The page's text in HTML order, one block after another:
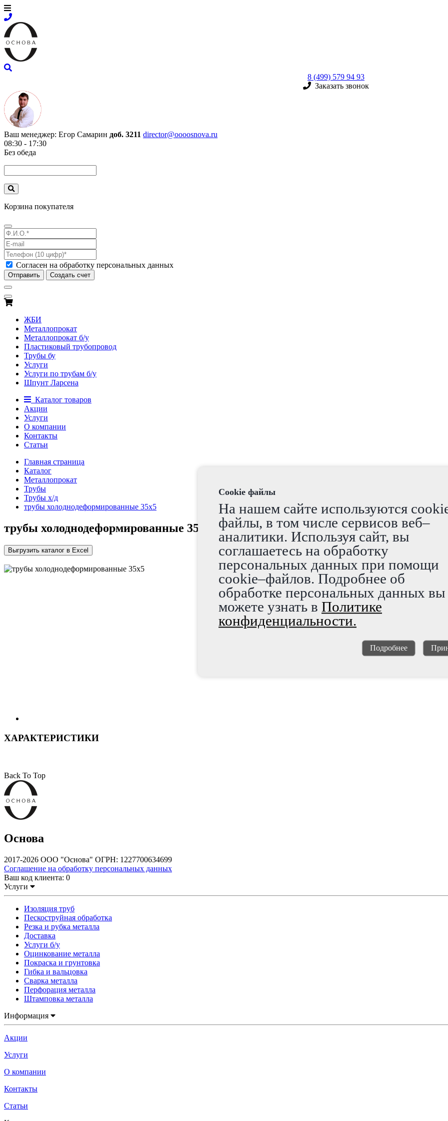
8 (499) 579 94 93
Заказать звонок
Ваш менеджер: Егор Самарин доб. 3211 director@oooosnova.ru
08:30 - 17:30
Без обеда
Корзина покупателя
Согласен на обработку персональных данных
Отправить Создать счет
ЖБИ
Металлопрокат
Металлопрокат б/у
Пластиковый трубопровод
Трубы бу
Услуги
Услуги по трубам б/у
Шпунт Ларсена
Каталог товаров
Акции
Услуги
О компании
Контакты
Статьи
Главная страница
Каталог
Металлопрокат
Трубы
Трубы х/д
трубы холоднодеформированные 35x5
трубы холоднодеформированные 35x5
Выгрузить каталог в Excel
ХАРАКТЕРИСТИКИ
Back To Top
Основа
2017-2026 ООО "Основа" ОГРН: 1227700634699
Соглашение на обработку персональных данных
Ваш код клиента: 0
Услуги
Изоляция труб
Пескоструйная обработка
Резка и рубка металла
Доставка
Услуги б/у
Оцинкование металла
Покраска и грунтовка
Гибка и вальцовка
Сварка металла
Перфорация металла
Штамповка металла
Информация
Акции
Услуги
О компании
Контакты
Статьи
Cookie файлы
На нашем сайте используются
файлы, в том числе сервисов веб–
аналитики. Используя сайт, вы
соглашаетесь на обработку
персональных данных при помощи
cookie–файлов. Подробнее об
обработке персональных данных вы
можете узнать в Политике
конфиденциальности.
Подробнее